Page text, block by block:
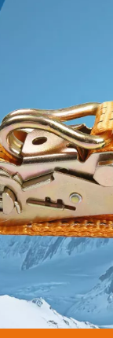
اعرف المزيد >